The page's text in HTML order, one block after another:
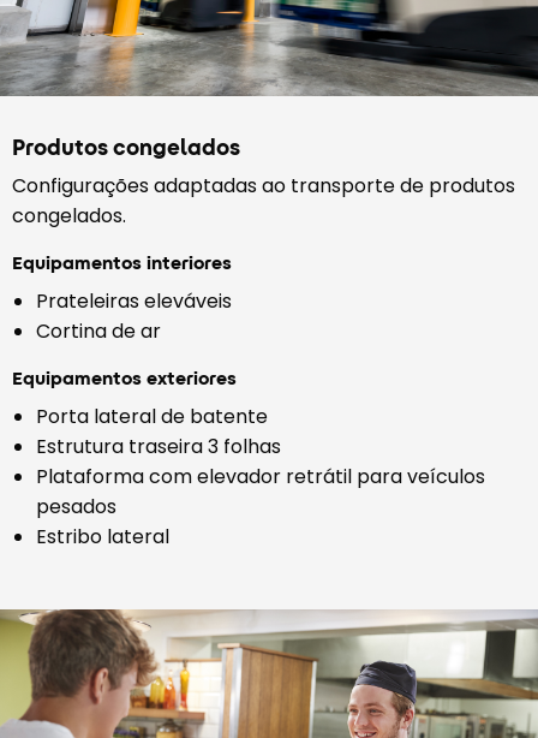
Produtos congelados
Configurações adaptadas ao transporte de produtos
congelados.
Equipamentos interiores
Prateleiras eleváveis
Cortina de ar
Equipamentos exteriores
Porta lateral de batente
Estrutura traseira 3 folhas
Plataforma com elevador retrátil para veículos
pesados
Estribo lateral